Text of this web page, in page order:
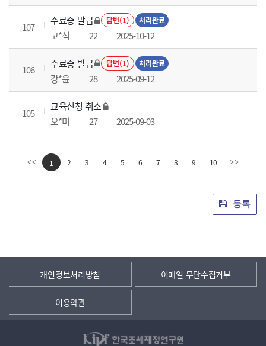
107
수료증 발급 답변(1) 처리완료
고*식 22 2025-10-12
106
수료증 발급 답변(1) 처리완료
강*윤 28 2025-09-12
105
교육신청 취소
오*미
27 2025-09-03
<< 1 2 3 4 5 6 7 8 9 10 >>
등록
개인정보처리방침 이메일 무단수집거부
이용약관